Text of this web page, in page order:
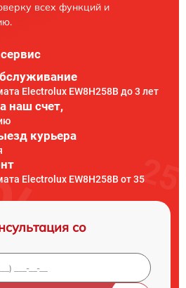
всех функций и
Electrolux EW8H258B до 3 лет
наш счет,
курьера
Electrolux EW8H258B от 35
со